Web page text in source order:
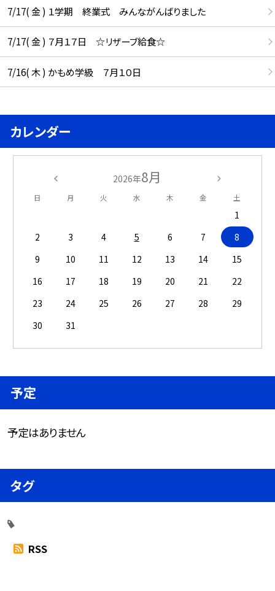
7/17( 金 ) １学期 終業式 みんながんばりました
7/17( 金 ) ７月１７日 ☆リザーブ給食☆
7/16( 木 ) かもめ学級 ７月１０日
カレンダー
2026年8月
日 月 火 水 木 金 土
1
2
3 4 5 6 7
8
9
10 11 12 13 14
15
16
17 18 19 20 21
22
23
24 25 26 27 28
29
30
31
予定
予定はありません
タグ
RSS